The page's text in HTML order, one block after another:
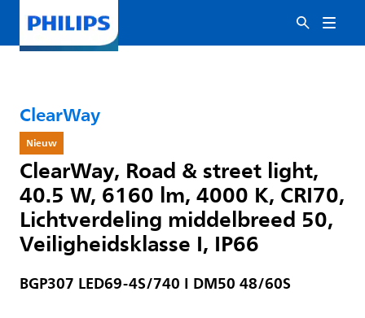
ClearWay
Nieuw
ClearWay, Road & street light,
40.5 W, 6160 lm, 4000 K, CRI70,
Lichtverdeling middelbreed 50,
Veiligheidsklasse I, IP66
BGP307 LED69-4S/740 I DM50 48/60S